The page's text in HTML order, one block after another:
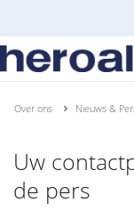
Over ons Nieuws &
Uw
de pers